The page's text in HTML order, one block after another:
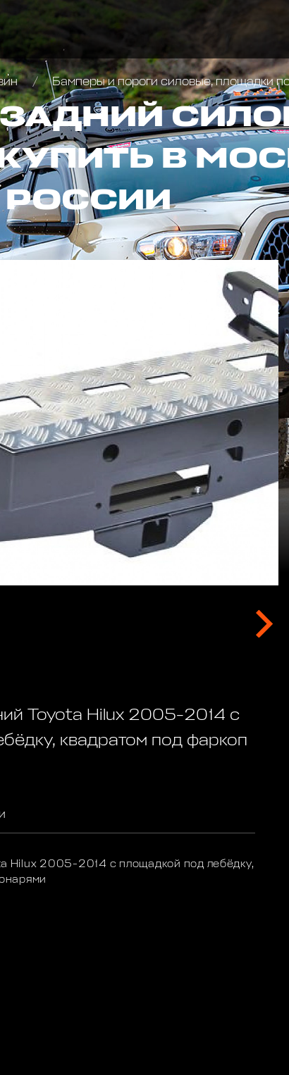
Бамперы и пороги силовые, площадки
КУПИТЬ В
РОССИИ
Toyota Hilux 2005-2014 с
квадратом под фаркоп
Hilux 2005-2014 с площадкой под лебёдку,